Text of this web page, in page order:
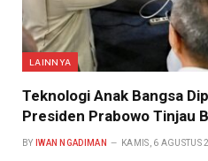
LAINNYA
Teknologi Anak Bangsa
Presiden Prabowo Tinjau
BY IWAN NGADIMAN KAMIS, 6 AGUSTUS